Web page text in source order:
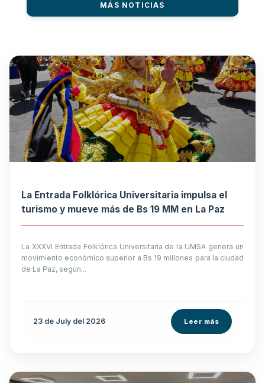
MÁS NOTICIAS
La Entrada Folklórica Universitaria impulsa el
turismo y mueve más de Bs 19 MM en La Paz
La XXXVI Entrada Folklórica Universitaria de la UMSA genera un
movimiento económico superior a Bs 19 millones para la ciudad
de La Paz, según...
23 de July del 2026 Leer más